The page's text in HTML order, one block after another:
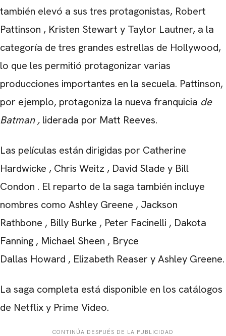
también elevó a sus tres protagonistas, Robert
Pattinson , Kristen Stewart y Taylor Lautner, a la
categoría de tres grandes estrellas de Hollywood,
lo que les permitió protagonizar varias
producciones importantes en la secuela. Pattinson,
por ejemplo, protagoniza la nueva franquicia de
Batman , liderada por Matt Reeves.
Las películas están dirigidas por Catherine
Hardwicke , Chris Weitz , David Slade y Bill
Condon . El reparto de la saga también incluye
nombres como Ashley Greene , Jackson
Rathbone , Billy Burke , Peter Facinelli , Dakota
Fanning , Michael Sheen , Bryce
Dallas Howard , Elizabeth Reaser yAshley Greene.
La saga completa está disponible en los catálogos
de Netflix y Prime Video.
CONTINÚA DESPUÉS DE LA PUBLICIDAD